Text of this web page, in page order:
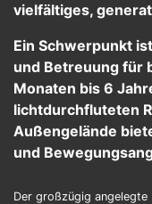
vielfältiges,
Ein Schwerpunkt
und Betreuung für
Monaten bis 6
lichtdurchfluteten
Außengelände
und
Der großzügig angelegte